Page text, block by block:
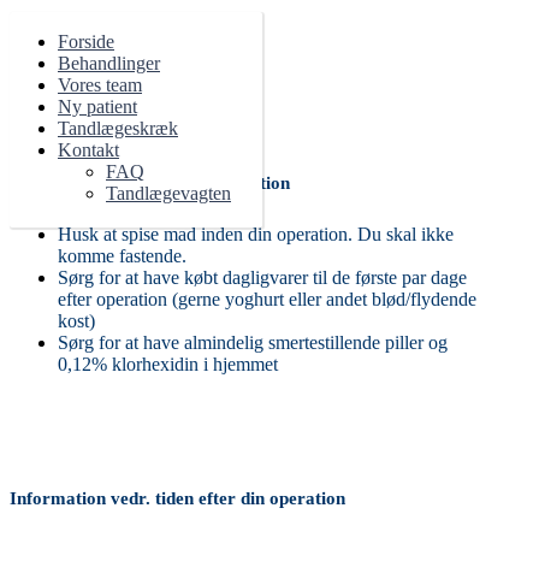
Kontakt os idag
Gode råd til dig inden din operation
Husk at spise mad inden din operation. Du skal ikke
komme fastende.
Sørg for at have købt dagligvarer til de første par dage
efter operation (gerne yoghurt eller andet blød/flydende
kost)
Sørg for at have almindelig smertestillende piller og
0,12% klorhexidin i hjemmet
Information vedr. tiden efter din operation
Forside
Behandlinger
Vores team
Ny patient
Tandlægeskræk
Kontakt
FAQ
Tandlægevagten